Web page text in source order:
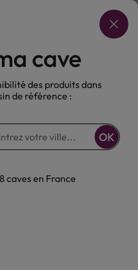
Choisir ma cave
Sans alcool
cave
des produits dans
de référence :
OK
caves en France